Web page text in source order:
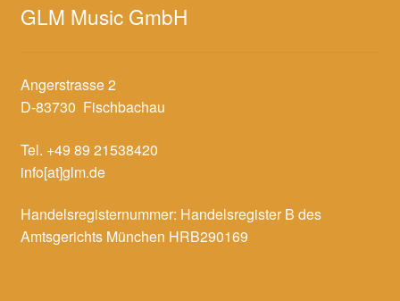
GLM Music GmbH
Angerstrasse 2
D-83730 Fischbachau
Tel. +49 89 21538420
info[at]glm.de
Handelsregisternummer: Handelsregister B des
Amtsgerichts München HRB290169